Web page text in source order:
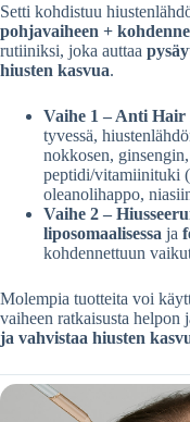
Setti kohdistuu
pohjavaiheen +
rutiiniksi, joka auttaa
hiusten kasvua.
Vaihe 1 – Anti Hair
tyvessä,
nokkosen,
peptidi/vitamiinituki
oleanolihappo,
Vaihe 2 –
liposomaalisessa ja
kohdennettuun
Molempia tuotteita voi
vaiheen ratkaisusta helpon
ja vahvistaa hiusten